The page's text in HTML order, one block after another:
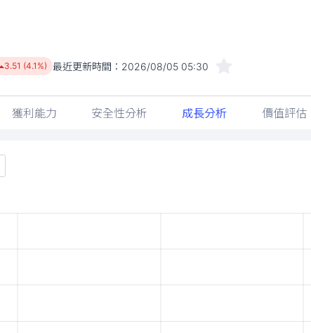
3.51 (4.1%) 最近更新時間： 2026/08/05 05:30
獲利能力 安全性分析 成長分析 價值評估